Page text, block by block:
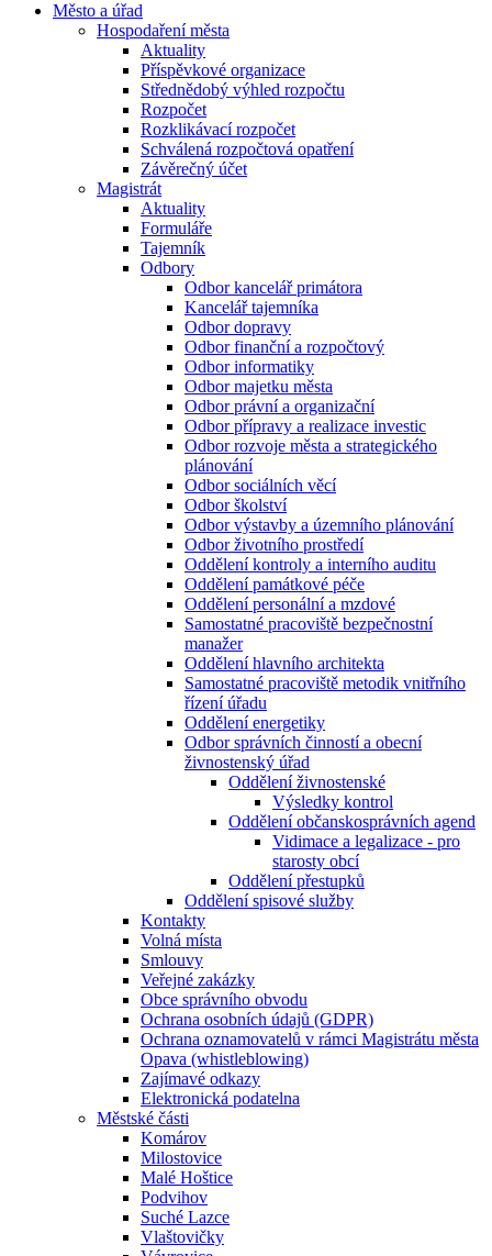
Město a úřad
Hospodaření města
Aktuality
Příspěvkové organizace
Střednědobý výhled rozpočtu
Rozpočet
Rozklikávací rozpočet
Schválená rozpočtová opatření
Závěrečný účet
Magistrát
Aktuality
Formuláře
Tajemník
Odbory
Odbor kancelář primátora
Kancelář tajemníka
Odbor dopravy
Odbor finanční a rozpočtový
Odbor informatiky
Odbor majetku města
Odbor právní a organizační
Odbor přípravy a realizace investic
Odbor rozvoje města a strategického
plánování
Odbor sociálních věcí
Odbor školství
Odbor výstavby a územního plánování
Odbor životního prostředí
Oddělení kontroly a interního auditu
Oddělení památkové péče
Oddělení personální a mzdové
Samostatné pracoviště bezpečnostní
manažer
Oddělení hlavního architekta
Samostatné pracoviště metodik vnitřního
řízení úřadu
Oddělení energetiky
Odbor správních činností a obecní
živnostenský úřad
Oddělení živnostenské
Výsledky kontrol
Oddělení občanskosprávních agend
Vidimace a legalizace - pro
starosty obcí
Oddělení přestupků
Oddělení spisové služby
Kontakty
Volná místa
Smlouvy
Veřejné zakázky
Obce správního obvodu
Ochrana osobních údajů (GDPR)
Ochrana oznamovatelů v rámci Magistrátu města
Opava (whistleblowing)
Zajímavé odkazy
Elektronická podatelna
Městské části
Komárov
Milostovice
Malé Hoštice
Podvihov
Suché Lazce
Vlaštovičky